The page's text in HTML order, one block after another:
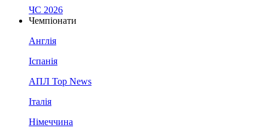
ЧС 2026
Чемпіонати
Англія
Іспанія
АПЛ Top News
Італія
Німеччина